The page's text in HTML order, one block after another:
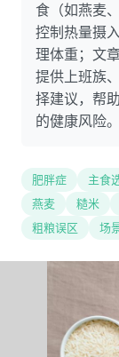
食（如燕麦
控制热量摄
理体重；文
提供上班族
择建议，帮
的健康风险。
肥胖症 主食
燕麦
糙米
粗粮误区
场